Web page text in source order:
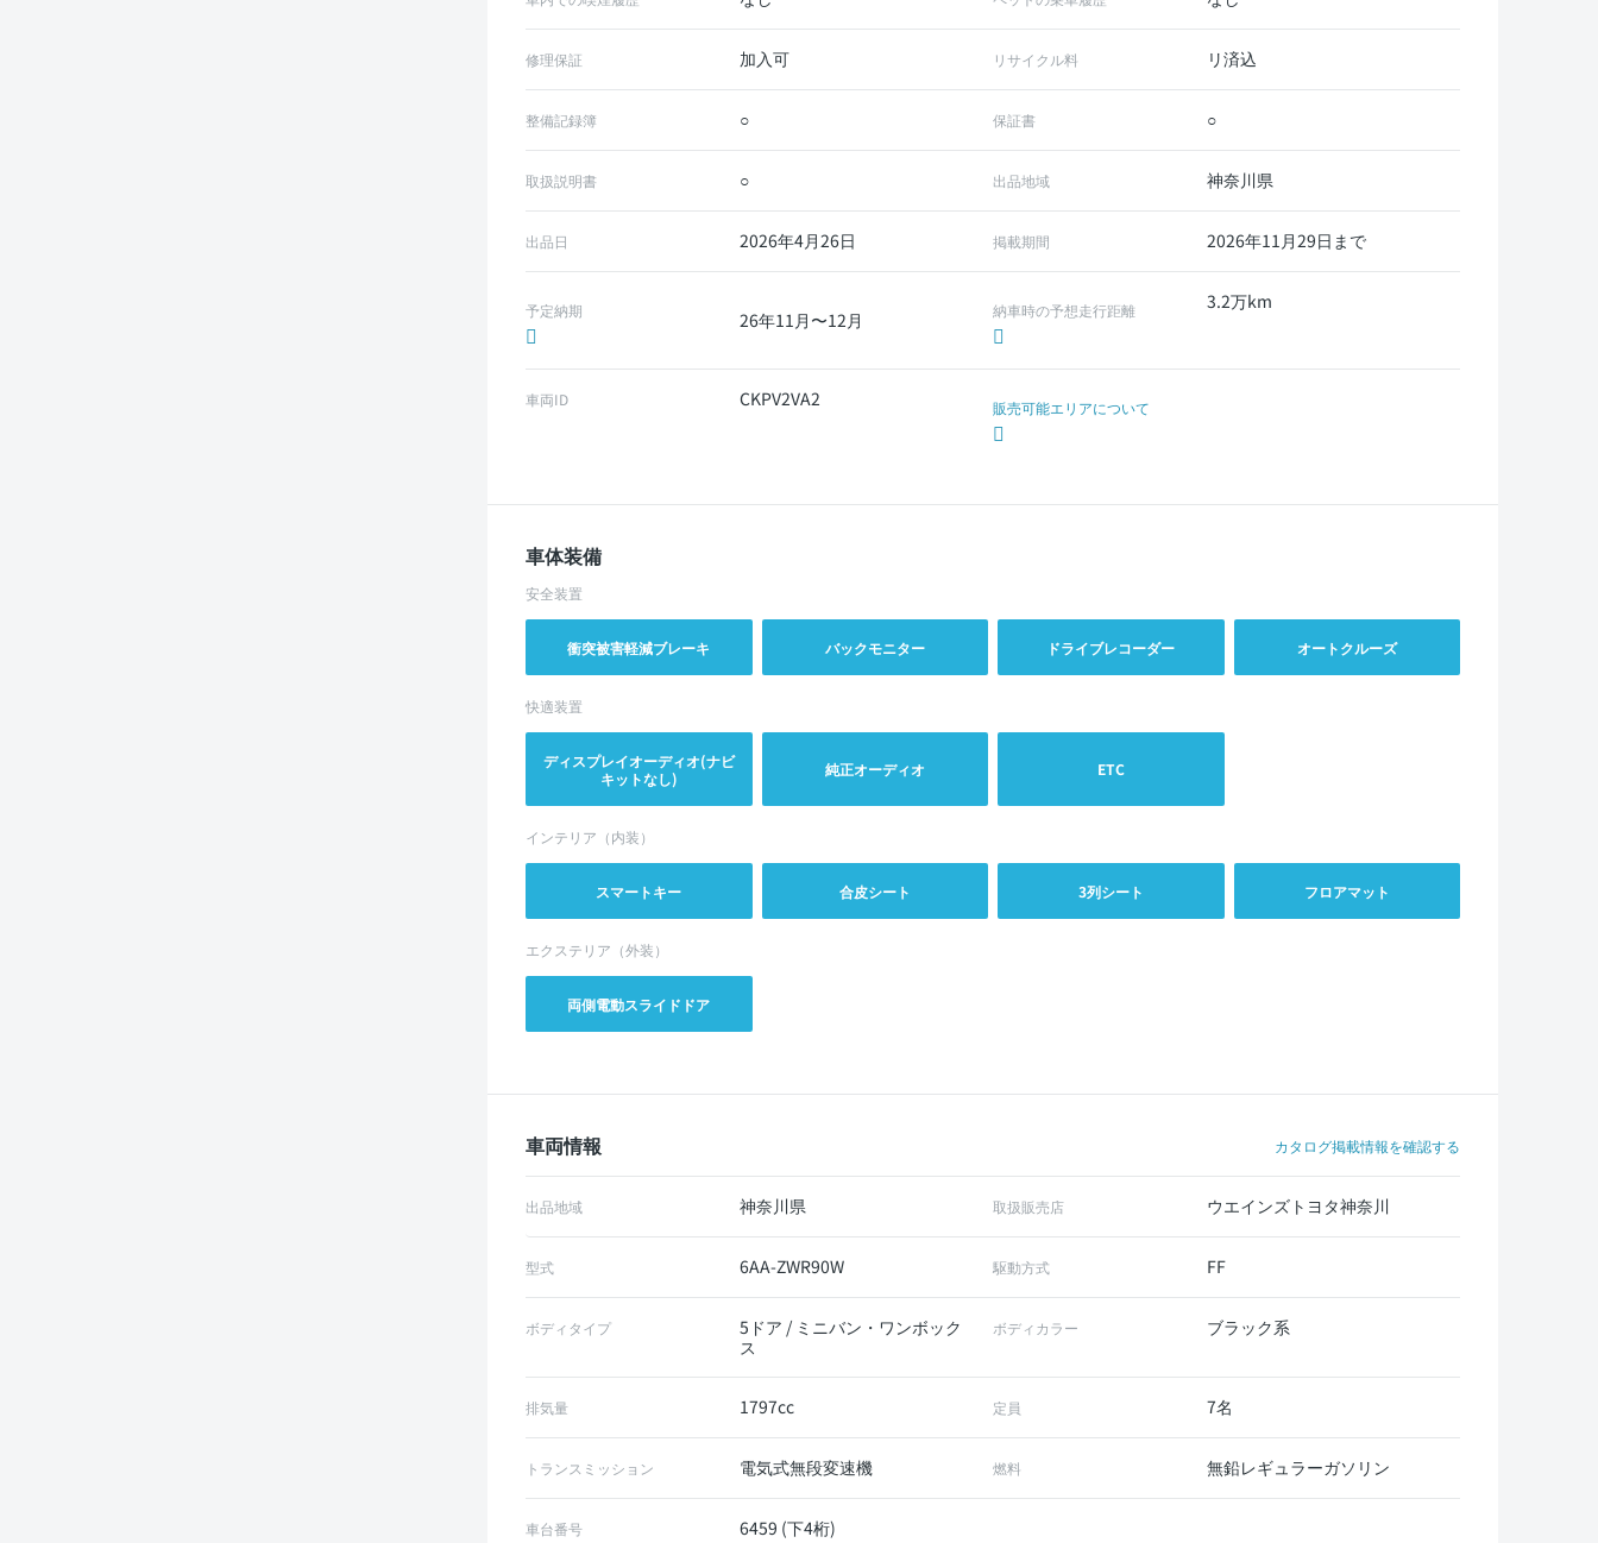
修理保証 加入可 リサイクル料 リ済込
整備記録簿 ○ 保証書 ○
取扱説明書 ○ 出品地域 神奈川県
出品日 2026年4月26日 掲載期間 2026年11月29日まで
予定納期 26年11月〜12月 納車時の予想走行距離 3.2万km
車両ID CKPV2VA2 販売可能エリアについて
車体装備
安全装置
衝突被害軽減ブレーキ バックモニター ドライブレコーダー オートクルーズ
快適装置
ディスプレイオーディオ(ナビ
キットなし)
純正オーディオ ETC
インテリア（内装）
スマートキー 合皮シート 3列シート フロアマット
エクステリア（外装）
両側電動スライドドア
車両情報 カタログ掲載情報を確認する
出品地域 神奈川県 取扱販売店 ウエインズトヨタ神奈川
型式 6AA-ZWR90W 駆動方式 FF
ボディタイプ
5ドア / ミニバン・ワンボック
ス
ボディカラー ブラック系
排気量 1797cc 定員 7名
トランスミッション 電気式無段変速機 燃料 無鉛レギュラーガソリン
車台番号 6459 (下4桁)